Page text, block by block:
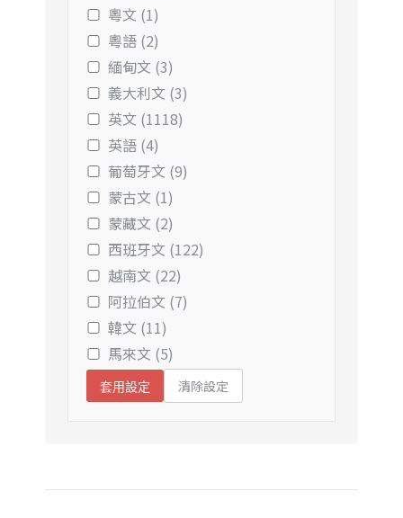
粵文 (1)
粵語 (2)
緬甸文 (3)
義大利文 (3)
英文 (1118)
英語 (4)
葡萄牙文 (9)
蒙古文 (1)
蒙藏文 (2)
西班牙文 (122)
越南文 (22)
阿拉伯文 (7)
韓文 (11)
馬來文 (5)
套用設定 清除設定